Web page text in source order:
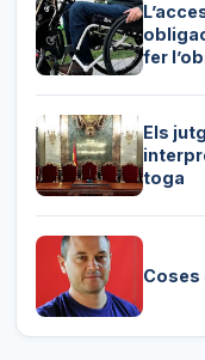
fer
Els
toga
Coses